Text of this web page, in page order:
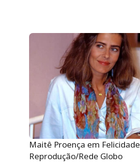
Maitê Proença em
Reprodução/Rede Globo